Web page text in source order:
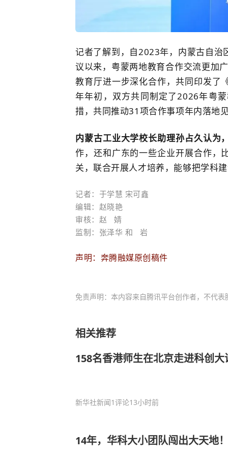
记者了解到， 自2023年，内蒙古自治
议以来， 粤蒙两地教育合作交流更加
教育厅进一步深化合作，共同印发了
年年初，双方共同制定了2026年粤
措，共同推动31项合作事项年内落地
内蒙古工业大学校长助理孙占久认为
作，还和广东的一些企业开展合作，
关，联合开展人才培养，能够把学科
记者：于学慧 宋可鑫
编辑：赵晓艳
审核： 赵   婧
监制：张泽华 和 岩
声明：奔腾融媒原创稿件
免责声明：本内容来自腾讯平台创作者，不代
相关推荐
158名香港师生在北京走进科创大
新华社新闻1评论13小时前
14年，华科大小团队闯出大天地